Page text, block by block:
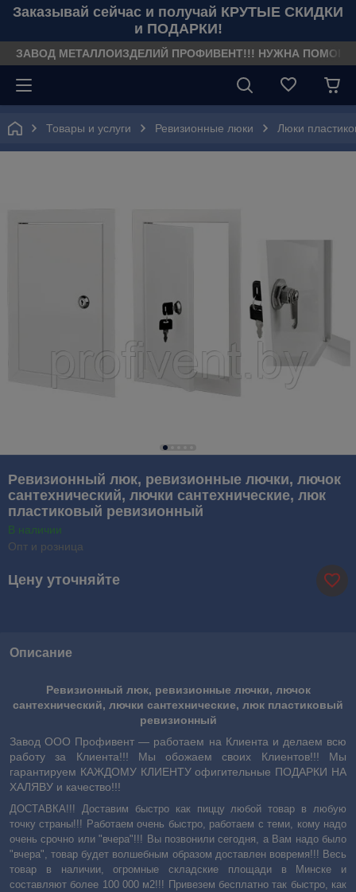
Заказывай сейчас и получай КРУТЫЕ СКИДКИ
и ПОДАРКИ!
ЗАВОД МЕТАЛЛОИЗДЕЛИЙ ПРОФИВЕНТ!!! НУЖНА
Товары и услуги Ревизионные люки Люки
Ревизионный люк, ревизионные лючки, лючок
сантехнический, лючки сантехнические, люк
пластиковый ревизионный
В наличии
Опт и розница
Цену уточняйте
Описание
Ревизионный люк, ревизионные лючки, лючок
сантехнический, лючки сантехнические, люк пластиковый
ревизионный
Завод ООО Профивент ― работаем на Клиента и делаем всю
работу за Клиента!!! Мы обожаем своих Клиентов!!! Мы
гарантируем КАЖДОМУ КЛИЕНТУ офигительные ПОДАРКИ НА
ХАЛЯВУ и качество!!!
ДОСТАВКА!!! Доставим быстро как пиццу любой товар в любую
точку страны!!! Работаем очень быстро, работаем с теми, кому надо
очень срочно или "вчера"!!! Вы позвонили сегодня, а Вам надо было
"вчера", товар будет волшебным образом доставлен вовремя!!! Весь
товар в наличии, огромные складские площади в Минске и
составляют более 100 000 м2!!! Привезем бесплатно так быстро, как